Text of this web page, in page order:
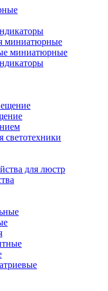
миниатюрные
миниатюрные
для люстр